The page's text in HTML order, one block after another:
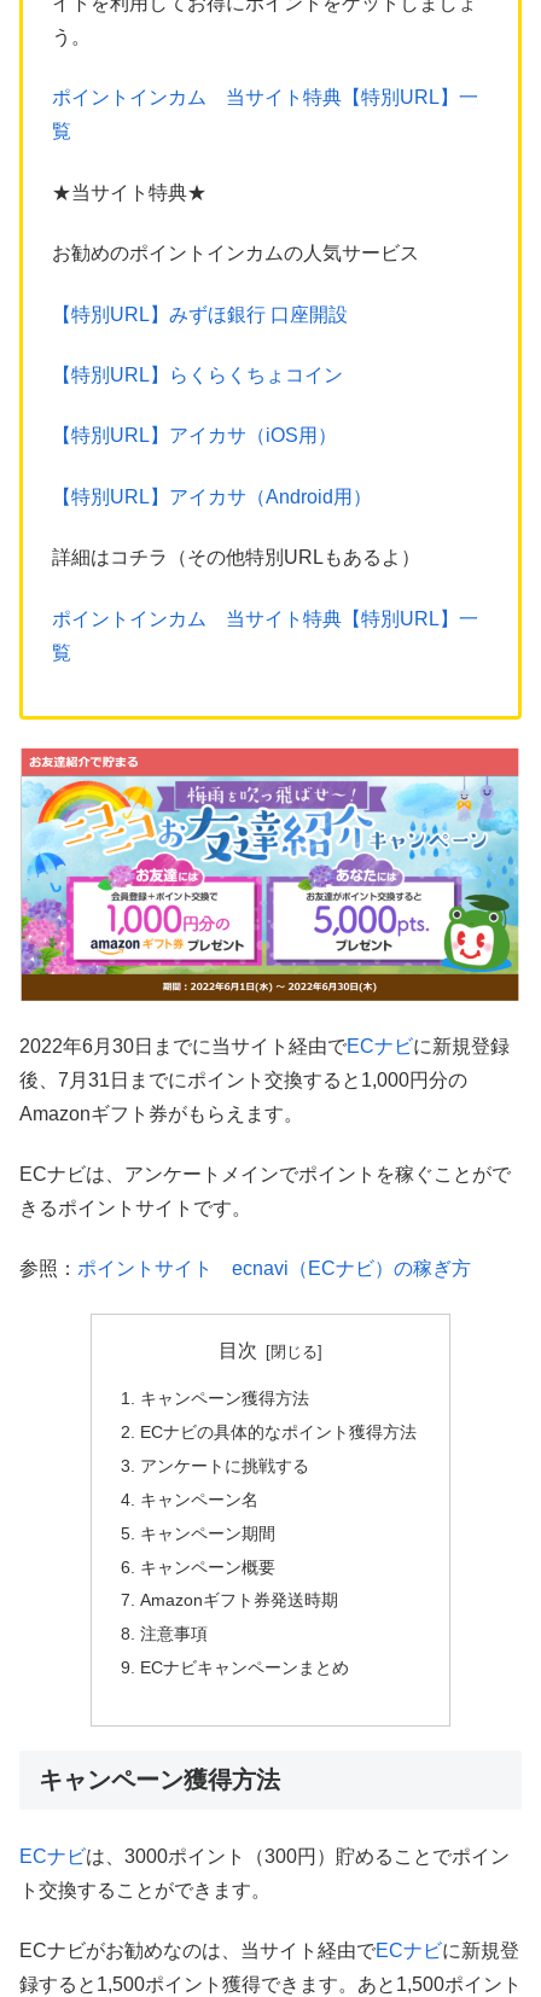
う。
ポイントインカム 当サイト特典【特別URL】一
覧
★当サイト特典★
お勧めのポイントインカムの人気サービス
【特別URL】みずほ銀行 口座開設
【特別URL】らくらくちょコイン
【特別URL】アイカサ（iOS用）
【特別URL】アイカサ（Android用）
詳細はコチラ（その他特別URLもあるよ）
ポイントインカム 当サイト特典【特別URL】一
覧
2022年6月30日までに当サイト経由でECナビに新規登録
後、7月31日までにポイント交換すると1,000円分の
Amazonギフト券がもらえます。
ECナビは、アンケートメインでポイントを稼ぐことがで
きるポイントサイトです。
参照： ポイントサイト ecnavi（ECナビ）の稼ぎ方
目次
キャンペーン獲得方法
ECナビの具体的なポイント獲得方法
アンケートに挑戦する
キャンペーン名
キャンペーン期間
キャンペーン概要
Amazonギフト券発送時期
注意事項
ECナビキャンペーンまとめ
キャンペーン獲得方法
ECナビは、3000ポイント（300円）貯めることでポイン
ト交換することができます。
ECナビがお勧めなのは、当サイト経由でECナビに新規登
録すると1,500ポイント獲得できます。あと1,500ポイント